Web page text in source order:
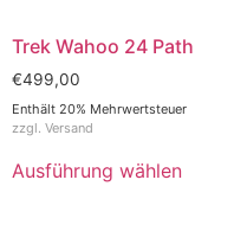
Trek Wahoo 24 Path
€499,00
Enthält 20% Mehrwertsteuer
zzgl. Versand
Ausführung wählen